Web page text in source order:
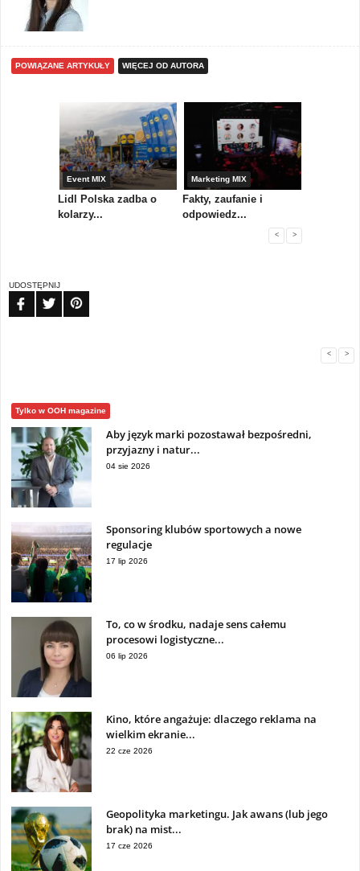
POWIĄZANE ARTYKUŁY WIĘCEJ OD AUTORA
Event MIX
Lidl Polska zadba o
kolarzy...
Marketing MIX
Fakty, zaufanie i
odpowiedz...
< >
UDOSTĘPNIJ
< >
Tylko w OOH magazine
Aby język marki pozostawał bezpośredni,
przyjazny i natur...
04 sie 2026
Sponsoring klubów sportowych a nowe
regulacje
17 lip 2026
To, co w środku, nadaje sens całemu
procesowi logistyczne...
06 lip 2026
Kino, które angażuje: dlaczego reklama na
wielkim ekranie...
22 cze 2026
Geopolityka marketingu. Jak awans (lub jego
brak) na mist...
17 cze 2026